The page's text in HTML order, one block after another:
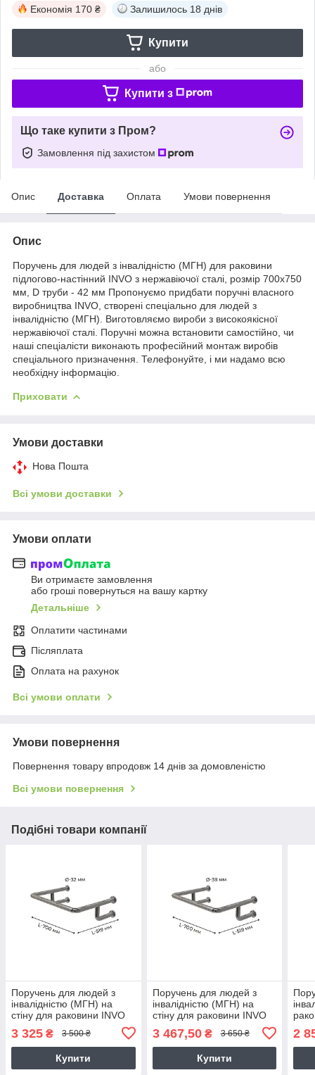
Економія 170 ₴ Залишилось 18 днів
Купити
або
Купити з
Що таке купити з Пром?
Замовлення під захистом
Опис Доставка Оплата Умови повернення
Опис
Поручень для людей з інвалідністю (МГН) для раковини
підлогово-настінний INVO з нержавіючої сталі, розмір 700х750
мм, D труби - 42 мм Пропонуємо придбати поручні власного
виробництва INVO, створені спеціально для людей з
інвалідністю (МГН). Виготовляємо вироби з високоякісної
нержавіючої сталі. Поручні можна встановити самостійно, чи
наші спеціалісти виконають професійний монтаж виробів
спеціального призначення. Телефонуйте, і ми надамо всю
необхідну інформацію.
Приховати
Умови доставки
Нова Пошта
Всі умови доставки
Умови оплати
Ви отримаєте замовлення
або гроші повернуться на вашу картку
Детальніше
Оплатити частинами
Післяплата
Оплата на рахунок
Всі умови оплати
Умови повернення
Повернення товару впродовж 14 днів за домовленістю
Всі умови повернення
Подібні товари компанії
Поручень для людей з
інвалідністю (МГН) на
стіну для раковини INVO
сталі
3 325 ₴ 3 500 ₴
Купити
Поручень для людей з
інвалідністю (МГН) на
стіну для раковини INVO
сталі
3 467,50₴ 3 650 ₴
Купити
2